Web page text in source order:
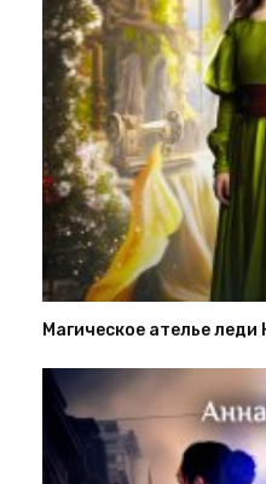
Магическое ателье